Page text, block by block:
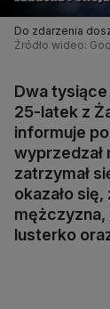
Do zdarzenia
Źródło wideo:
Dwa
25-latek z
informuje
wyprzedzał
zatrzymał
okazało
mężczyzna,
lusterko